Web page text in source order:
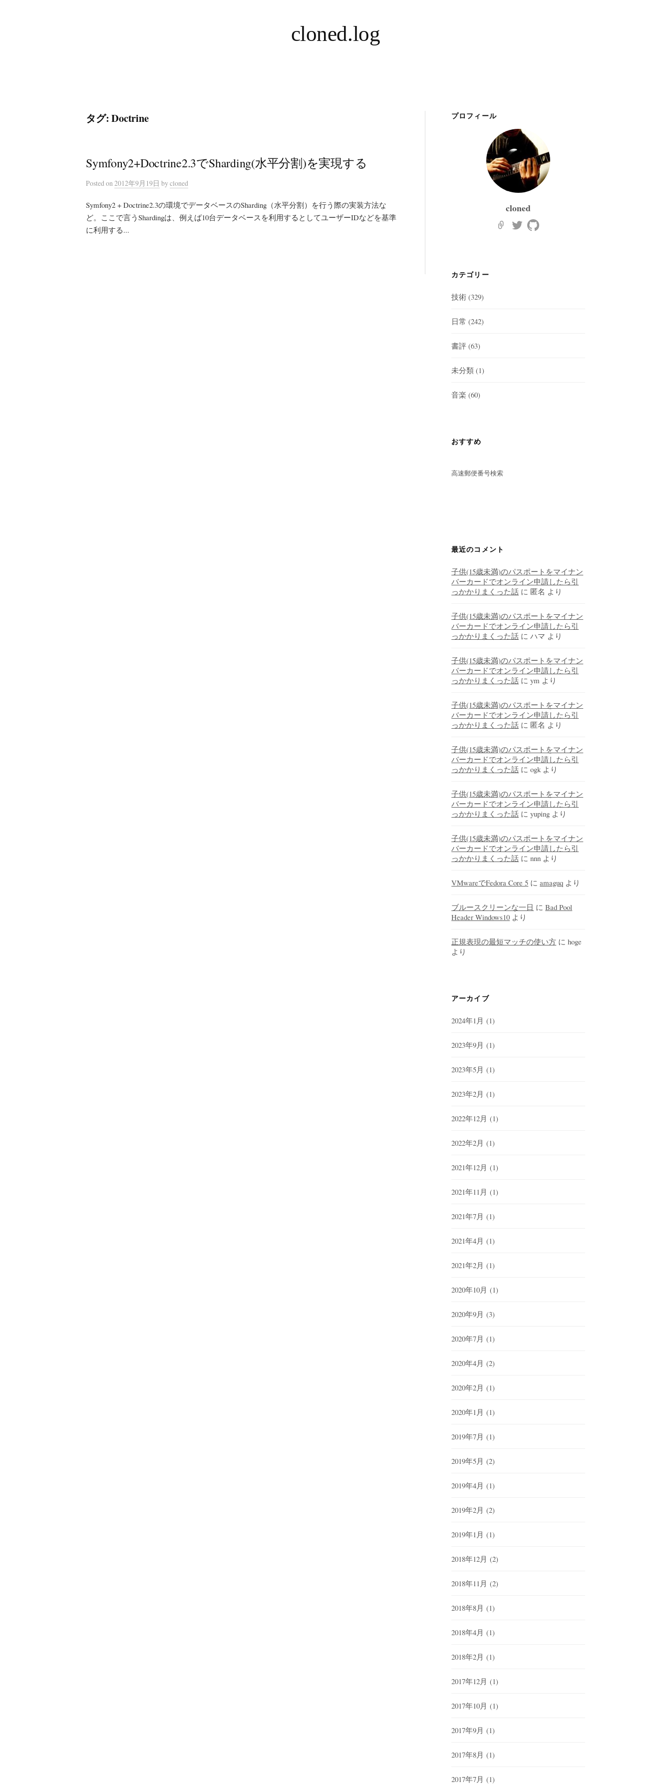
ッ
cloned.log
タグ:Doctrine
Symfony2+Doctrine2.3でSharding(水平分割)を実現する
Postedon 2012年9月19日 by cloned
Symfony2 + Doctrine2.3の環境でデータベースのSharding（水平分割）を行う際の実装方法な
ど。ここで言うShardingは、例えば10台データベースを利用するとしてユーザーIDなどを基準
に利用する...
プロフィール
cloned
カテゴリー
技術 (329)
日常 (242)
書評 (63)
未分類 (1)
音楽 (60)
おすすめ
高速郵便番号検索
最近のコメント
子供(15歳未満)のパスポートをマイナン
バーカードでオンライン申請したら引
っかかりまくった話 に 匿名 より
子供(15歳未満)のパスポートをマイナン
バーカードでオンライン申請したら引
っかかりまくった話 にハマ より
子供(15歳未満)のパスポートをマイナン
バーカードでオンライン申請したら引
っかかりまくった話 にym より
子供(15歳未満)のパスポートをマイナン
バーカードでオンライン申請したら引
っかかりまくった話 に 匿名 より
子供(15歳未満)のパスポートをマイナン
バーカードでオンライン申請したら引
っかかりまくった話 にogk より
子供(15歳未満)のパスポートをマイナン
バーカードでオンライン申請したら引
っかかりまくった話 にyuping より
子供(15歳未満)のパスポートをマイナン
バーカードでオンライン申請したら引
っかかりまくった話 にnnn より
VMwareでFedora Core 5 にamaguq より
ブルースクリーンな一日 にBad Pool
Header Windows10 より
正規表現の最短マッチの使い方 にhoge
より
アーカイブ
2024年1月 (1)
2023年9月 (1)
2023年5月 (1)
2023年2月 (1)
2022年12月 (1)
2022年2月 (1)
2021年12月 (1)
2021年11月 (1)
2021年7月 (1)
2021年4月 (1)
2021年2月 (1)
2020年10月 (1)
2020年9月 (3)
2020年7月 (1)
2020年4月 (2)
2020年2月 (1)
2020年1月 (1)
2019年7月 (1)
2019年5月 (2)
2019年4月 (1)
2019年2月 (2)
2019年1月 (1)
2018年12月 (2)
2018年11月 (2)
2018年8月 (1)
2018年4月 (1)
2018年2月 (1)
2017年12月 (1)
2017年10月 (1)
2017年9月 (1)
2017年8月 (1)
2017年7月 (1)